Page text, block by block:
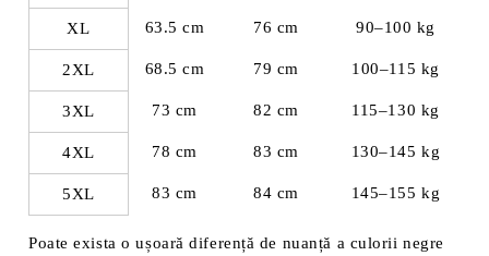
XL 63.5 cm 76 cm 90–100 kg
2XL 68.5 cm 79 cm 100–115 kg
3XL 73 cm 82 cm 115–130 kg
4XL 78 cm 83 cm 130–145 kg
5XL 83 cm 84 cm 145–155 kg
Poate exista o ușoară diferență de nuanță a culorii negre